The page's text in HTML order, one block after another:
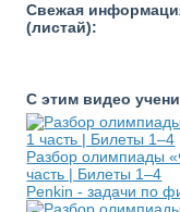
Свежая
(листай):
С этим видео
Разбор олимпиады
часть | Билеты 1–4
Penkin - задачи по